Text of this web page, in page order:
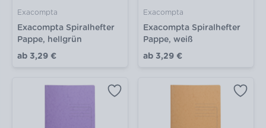
Exacompta
Exacompta Spiralhefter
Pappe, hellgrün
ab 3,29 €
Exacompta
Exacompta Spiralhefter
Pappe, weiß
ab 3,29 €